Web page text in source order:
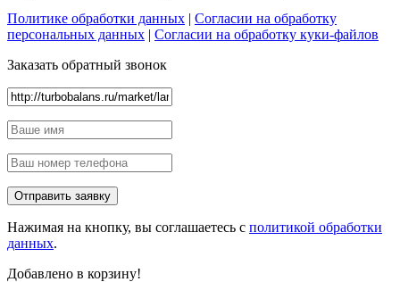
Политике обработки данных | Согласии на обработку
персональных данных | Согласии на обработку куки-файлов
Заказать обратный звонок
Нажимая на кнопку, вы соглашаетесь с политикой обработки
данных.
Добавлено в корзину!